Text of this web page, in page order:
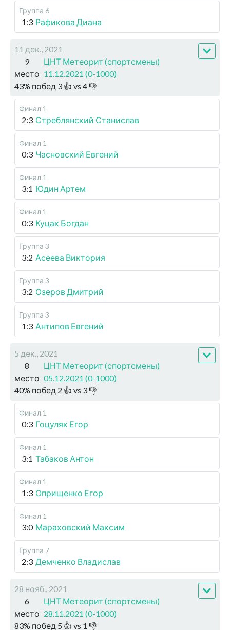
Группа 6
1:3 Рафикова Диана
11 дек., 2021
9
место
ЦНТ Метеорит (спортсмены)
11.12.2021 (0-1000)
43% побед 3 👍 vs 4👎
Финал 1
2:3 Стреблянский Станислав
Финал 1
0:3 Часновский Евгений
Финал 1
3:1 Юдин Артем
Финал 1
0:3 Куцак Богдан
Группа 3
3:2 Асеева Виктория
Группа 3
3:2 Озеров Дмитрий
Группа 3
1:3 Антипов Евгений
5 дек., 2021
8
место
ЦНТ Метеорит (спортсмены)
05.12.2021 (0-1000)
40% побед 2 👍 vs 3👎
Финал 1
0:3 Гоцуляк Егор
Финал 1
3:1 Табаков Антон
Финал 1
1:3 Оприщенко Егор
Финал 1
3:0 Мараховский Максим
Группа 7
2:3 Демченко Владислав
28 нояб., 2021
6
место
ЦНТ Метеорит (спортсмены)
28.11.2021 (0-1000)
83% побед 5 👍 vs 1 👎